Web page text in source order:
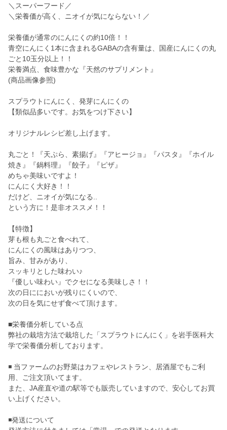
＼スーパーフード／
＼栄養価が高く、ニオイが気にならない！／
栄養価が通常のにんにくの約10倍！！
青空にんにく1本に含まれるGABAの含有量は、国産にんにくの丸
ごと10玉分以上！！
栄養満点、食味豊かな『天然のサプリメント』
(商品画像参照)
スプラウトにんにく、発芽にんにくの
【類似品多いです。お気をつけ下さい】
オリジナルレシピ差し上げます。
丸ごと！『天ぷら、素揚げ』『アヒージョ』『パスタ』『ホイル
焼き』『鍋料理』『餃子』『ピザ』
めちゃ美味いですよ！
にんにく大好き！！
だけど、ニオイが気になる..
という方に！是非オススメ！！
【特徴】
芽も根も丸ごと食べれて、
にんにくの風味はありつつ、
旨み、甘みがあり、
スッキリとした味わい♪
『優しい味わい』でクセになる美味しさ！！
次の日ににおいが残りにくいので、
次の日を気にせず食べて頂けます。
■栄養価分析している点
弊社の栽培方法で栽培した「スプラウトにんにく」を岩手医科大
学で栄養価分析しております。
◾️ 当ファームのお野菜はカフェやレストラン、居酒屋でもご利
用、ご注文頂いてます。
また、JA産直や道の駅等でも販売していますので、安心してお買
い上げください。
◾️発送について